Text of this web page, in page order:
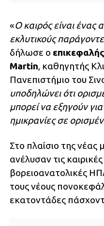
«Ο καιρός είναι ένας
εκλυτικούς
δήλωσε ο
Martin, καθηγητής
Πανεπιστήμιο του
υποδηλώνει ότι
μπορεί να εξηγούν
ημικρανίες σε
Στο πλαίσιο της νέας
ανέλυσαν τις
βορειοανατολικές
τους νέους
εκατοντάδες